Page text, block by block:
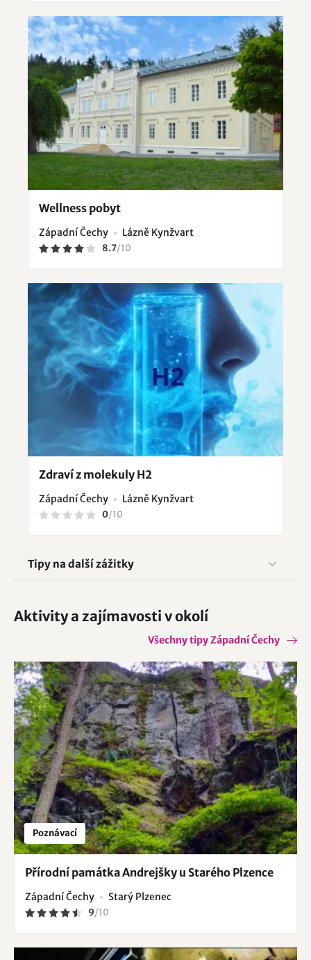
Wellness pobyt
Západní Čechy Lázně Kynžvart
8.7/10
Zdraví z molekuly H2
Západní Čechy Lázně Kynžvart
0/10
Tipy na další zážitky
Aktivity a zajímavosti v okolí
Všechny tipy Západní Čechy
Poznávací
Přírodní památka Andrejšky u Starého Plzence
Západní Čechy Starý Plzenec
9/10